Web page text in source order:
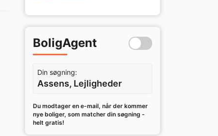
BoligAgent
Din søgning:
Assens, Lejligheder
Du modtager en e-mail, når der kommer
nye boliger, som matcher din søgning -
helt gratis!